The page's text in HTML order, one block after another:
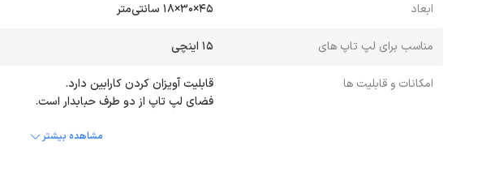
ابعاد 45×30×18 سانتی‌متر
مناسب برای لپ تاپ های 15 اینچی
امکانات و قابلیت ها
فضای لپ تاپ از دو طرف حبابدار است.
مشاهده بیشتر